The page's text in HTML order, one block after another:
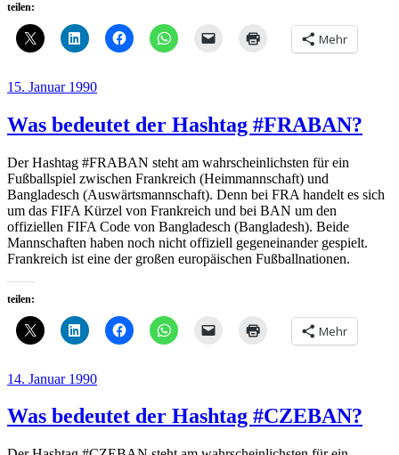
teilen:
Mehr
Veröffentlicht
15. Januar 1990
Was bedeutet der Hashtag #FRABAN?
Der Hashtag #FRABAN steht am wahrscheinlichsten für ein
Fußballspiel zwischen Frankreich (Heimmannschaft) und
Bangladesch (Auswärtsmannschaft). Denn bei FRA handelt es sich
um das FIFA Kürzel von Frankreich und bei BAN um den
offiziellen FIFA Code von Bangladesch (Bangladesh). Beide
Mannschaften haben noch nicht offiziell gegeneinander gespielt.
Frankreich ist eine der großen europäischen Fußballnationen.
teilen:
Mehr
Veröffentlicht
14. Januar 1990
Was bedeutet der Hashtag #CZEBAN?